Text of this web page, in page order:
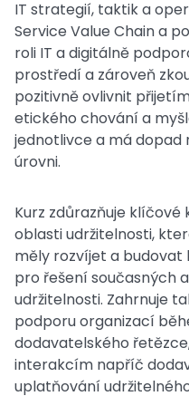
IT strategií, taktik a
Service Value Chain a
roli IT a digitálně
prostředí a zároveň
pozitivně ovlivnit
etického chování a
jednotlivce a má dopad
úrovni.
Kurz zdůrazňuje
oblasti udržitelnosti,
měly rozvíjet a
pro řešení současných
udržitelnosti. Zahrnuje
podporu organizací
dodavatelského
interakcím napříč
uplatňování